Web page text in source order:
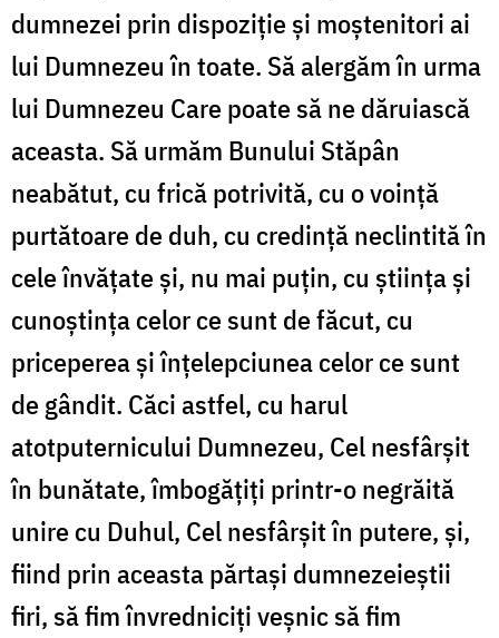
dumnezei prin dispoziţie şi moştenitori ai
lui Dumnezeu în toate. Să alergăm în urma
lui Dumnezeu Care poate să ne dăruiască
aceasta. Să urmăm Bunului Stăpân
neabătut, cu frică potrivită, cu o voinţă
purtătoare de duh, cu credinţă neclintită în
cele învăţate şi, nu mai puţin, cu ştiinţa şi
cunoştinţa celor ce sunt de făcut, cu
priceperea şi înţelepciunea celor ce sunt
de gândit. Căci astfel, cu harul
atotputernicului Dumnezeu, Cel nesfârşit
în bunătate, îmbogăţiţi printr-o negrăită
unire cu Duhul, Cel nesfârşit în putere, şi,
fiind prin aceasta părtaşi dumnezeieştii
firi, să fim învredniciţi veşnic să fim